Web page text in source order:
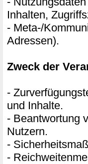
Inhalten,
- Meta-/
Adressen).
Zweck der
-
und Inhalte.
- Beantwortung
Nutzern.
-
-